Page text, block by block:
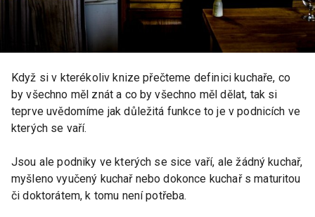
Když si v kterékoliv knize přečteme definici kuchaře, co
by všechno měl znát a co by všechno měl dělat, tak si
teprve uvědomíme jak důležitá funkce to je v podnicích ve
kterých se vaří.
Jsou ale podniky ve kterých se sice vaří, ale žádný kuchař,
myšleno vyučený kuchař nebo dokonce kuchař s maturitou
či doktorátem, k tomu není potřeba.